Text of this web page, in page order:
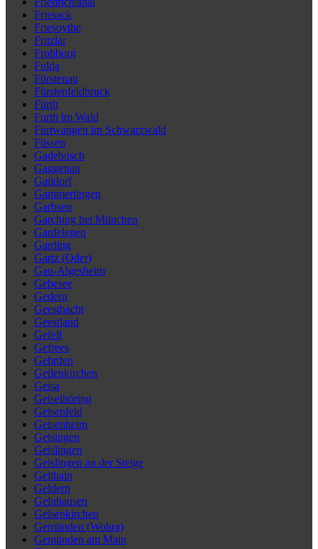
Friesack
Friesoythe
Fritzlar
Frohburg
Fulda
Fürstenau
Fürstenfeldbruck
Fürth
Furth im Wald
Furtwangen im Schwarzwald
Füssen
Gadebusch
Gaggenau
Gaildorf
Gammertingen
Garbsen
Garching bei München
Gardelegen
Garding
Gartz (Oder)
Gau-Algesheim
Gebesee
Gedern
Geesthacht
Geestland
Gefell
Gefrees
Gehrden
Geilenkirchen
Geisa
Geiselhöring
Geisenfeld
Geisenheim
Geisingen
Geislingen
Geislingen an der Steige
Geithain
Geldern
Gelnhausen
Gelsenkirchen
Gemünden (Wohra)
Gemünden am Main